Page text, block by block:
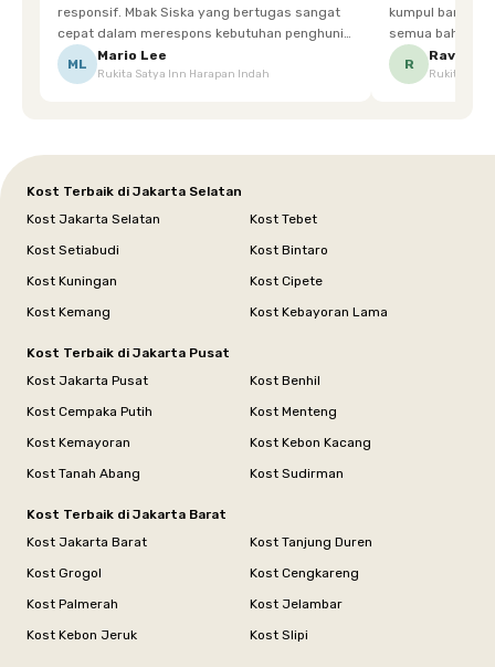
responsif. Mbak Siska yang bertugas sangat
cepat dalam merespons kebutuhan penghuni.
Ketika saya meminta keset karena sempat
terpeleset, permintaan tersebut langsung
ML
Mario Lee
Rukita Satya Inn Harapan Indah
kumpul bareng
semua bahagia
mgkn saran dari air aja & kebersihan lebih di
R
Ravena
Rukita
Kost Terbaik di Jakarta Selatan
Kost Jakarta Selatan
Kost Tebet
Kost Setiabudi
Kost Bintaro
Kost Kuningan
Kost Cipete
Kost Kemang
Kost Kebayoran Lama
Kost Terbaik di Jakarta Pusat
Kost Jakarta Pusat
Kost Benhil
Kost Cempaka Putih
Kost Menteng
Kost Kemayoran
Kost Kebon Kacang
Kost Tanah Abang
Kost Sudirman
Kost Terbaik di Jakarta Barat
Kost Jakarta Barat
Kost Tanjung Duren
Kost Grogol
Kost Cengkareng
Kost Palmerah
Kost Jelambar
Kost Kebon Jeruk
Kost Slipi